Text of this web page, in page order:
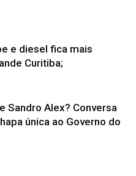
e diesel fica mais
Curitiba;
Sandro Alex? Conversa
única ao Governo do